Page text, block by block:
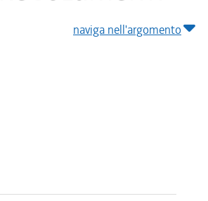
naviga nell'argomento